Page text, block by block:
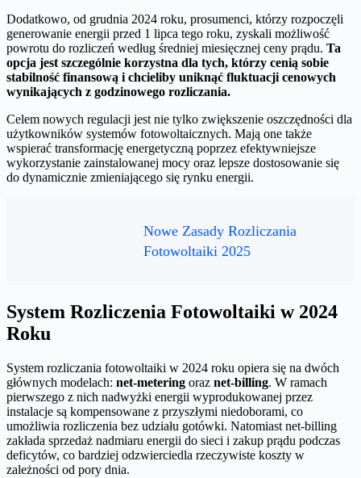
Dodatkowo, od grudnia 2024 roku, prosumenci, którzy rozpoczęli
generowanie energii przed 1 lipca tego roku, zyskali możliwość
powrotu do rozliczeń według średniej miesięcznej ceny prądu. Ta
opcja jest szczególnie korzystna dla tych, którzy cenią sobie
stabilność finansową i chcieliby uniknąć fluktuacji cenowych
wynikających z godzinowego rozliczania.
Celem nowych regulacji jest nie tylko zwiększenie oszczędności dla
użytkowników systemów fotowoltaicznych. Mają one także
wspierać transformację energetyczną poprzez efektywniejsze
wykorzystanie zainstalowanej mocy oraz lepsze dostosowanie się
do dynamicznie zmieniającego się rynku energii.
Nowe Zasady Rozliczania
Fotowoltaiki 2025
System Rozliczenia Fotowoltaiki w 2024
Roku
System rozliczania fotowoltaiki w 2024 roku opiera się na dwóch
głównych modelach: net-metering oraz net-billing. W ramach
pierwszego z nich nadwyżki energii wyprodukowanej przez
instalacje są kompensowane z przyszłymi niedoborami, co
umożliwia rozliczenia bez udziału gotówki. Natomiast net-billing
zakłada sprzedaż nadmiaru energii do sieci i zakup prądu podczas
deficytów, co bardziej odzwierciedla rzeczywiste koszty w
zależności od pory dnia.